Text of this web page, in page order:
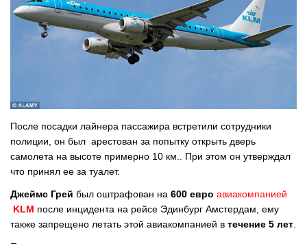
После посадки лайнера пассажира встретили сотрудники
полиции, он был арестован за попытку открыть дверь
самолета на высоте примерно 10 км.. При этом он утверждал
что принял ее за туалет.
Джеймс Грей был оштрафован на 600 евро авиакомпанией
KLM после инцидента на рейсе Эдинбург Амстердам, ему
также запрещено летать этой авиакомпанией в течение 5 лет